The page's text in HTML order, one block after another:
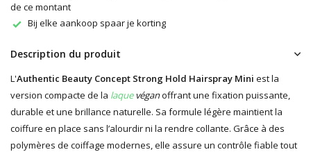
de ce montant
Bij elke aankoop spaar je korting
Description du produit
L'Authentic Beauty Concept Strong Hold Hairspray Mini est la
version compacte de la laquevéganoffrant une fixation puissante,
durable et une brillance naturelle. Sa formule légère maintient la
coiffure en place sans l’alourdir ni la rendre collante. Grâce à des
polymères de coiffage modernes, elle assure un contrôle fiable tout